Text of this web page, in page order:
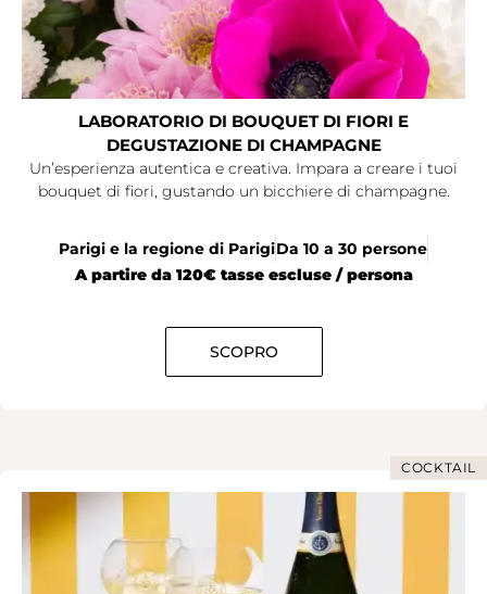
LABORATORIO DI BOUQUET DI FIORI E
DEGUSTAZIONE DI CHAMPAGNE
Un’esperienza autentica e creativa. Impara a creare i tuoi
bouquet di fiori, gustando un bicchiere di champagne.
Parigi e la regione di ParigiDa 10 a 30 persone
A partire da 120€ tasse escluse / persona
SCOPRO
COCKTAIL